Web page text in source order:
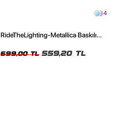
4
RideTheLighting-Metallica Baskılı
699,00 TL 559,20 TL